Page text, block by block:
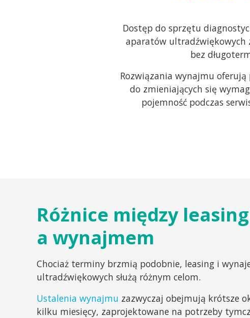
Dostęp do sprzętu
aparatów ultradźwiękowych
bez
Rozwiązania wynajmu
do zmieniających się
pojemność podczas
Różnice między
a wynajmem
Chociaż terminy brzmią podobnie, leasing i
ultradźwiękowych służą różnym celom.
Ustalenia wynajmu zazwyczaj obejmują krótsze
kilku miesięcy, zaprojektowane na potrzeby